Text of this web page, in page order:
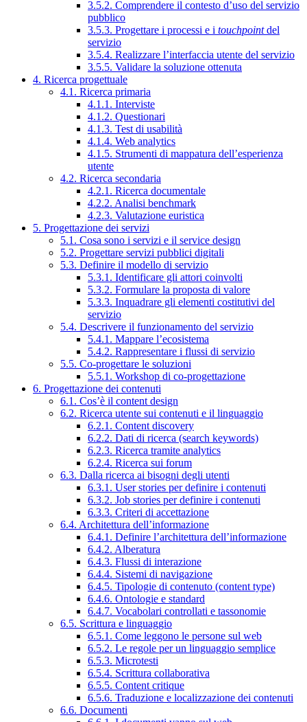
3.5.2. Comprendere il contesto d’uso del servizio
pubblico
3.5.3. Progettare i processi e i touchpointdel
servizio
3.5.4. Realizzare l’interfaccia utente del servizio
3.5.5. Validare la soluzione ottenuta
4. Ricerca progettuale
4.1. Ricerca primaria
4.1.1. Interviste
4.1.2. Questionari
4.1.3. Test di usabilità
4.1.4. Web analytics
4.1.5. Strumenti di mappatura dell’esperienza
utente
4.2. Ricerca secondaria
4.2.1. Ricerca documentale
4.2.2. Analisi benchmark
4.2.3. Valutazione euristica
5. Progettazione dei servizi
5.1. Cosa sono i servizi e il service design
5.2. Progettare servizi pubblici digitali
5.3. Definire il modello di servizio
5.3.1. Identificare gli attori coinvolti
5.3.2. Formulare la proposta di valore
5.3.3. Inquadrare gli elementi costitutivi del
servizio
5.4. Descrivere il funzionamento del servizio
5.4.1. Mappare l’ecosistema
5.4.2. Rappresentare i flussi di servizio
5.5. Co-progettare le soluzioni
5.5.1. Workshop di co-progettazione
6. Progettazione dei contenuti
6.1. Cos’è il content design
6.2. Ricerca utente sui contenuti e il linguaggio
6.2.1. Content discovery
6.2.2. Dati di ricerca (search keywords)
6.2.3. Ricerca tramite analytics
6.2.4. Ricerca sui forum
6.3. Dalla ricerca ai bisogni degli utenti
6.3.1. User stories per definire i contenuti
6.3.2. Job stories per definire i contenuti
6.3.3. Criteri di accettazione
6.4. Architettura dell’informazione
6.4.1. Definire l’architettura dell’informazione
6.4.2. Alberatura
6.4.3. Flussi di interazione
6.4.4. Sistemi di navigazione
6.4.5. Tipologie di contenuto (content type)
6.4.6. Ontologie e standard
6.4.7. Vocabolari controllati e tassonomie
6.5. Scrittura e linguaggio
6.5.1. Come leggono le persone sul web
6.5.2. Le regole per un linguaggio semplice
6.5.3. Microtesti
6.5.4. Scrittura collaborativa
6.5.5. Content critique
6.5.6. Traduzione e localizzazione dei contenuti
6.6. Documenti